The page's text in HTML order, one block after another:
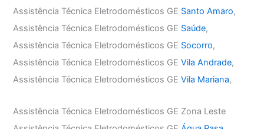
Assistência Técnica Eletrodomésticos GE Santo Amaro,
Assistência Técnica Eletrodomésticos GE Saúde,
Assistência Técnica Eletrodomésticos GE Socorro,
Assistência Técnica Eletrodomésticos GEVila Andrade,
Assistência Técnica Eletrodomésticos GEVila Mariana,
Assistência Técnica Eletrodomésticos GE Zona Leste